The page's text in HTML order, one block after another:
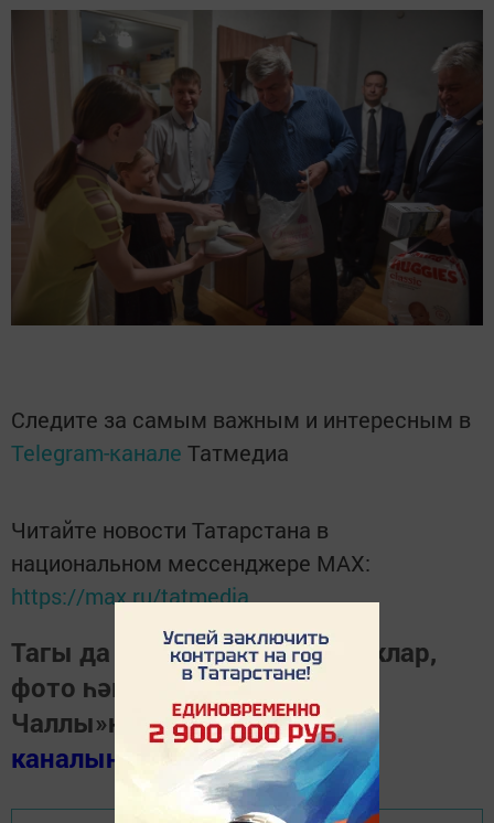
Следите за самым важным и интересным в
Telegram-канале Татмедиа
Читайте новости Татарстана в
национальном мессенджере MАХ:
https://max.ru/tatmedia
Тагы да кызыклырак яңалыклар,
фото һәм видеолар «Шәһри
Чаллы»ның MAX
каналында
(язылыгыз).